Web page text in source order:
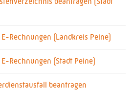
Rechnungen (Landkreis Peine)
Rechnungen (Stadt Peine)
beantragen